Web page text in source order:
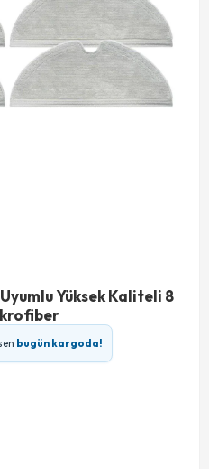
Yüksek Kaliteli 8
bugün kargoda!